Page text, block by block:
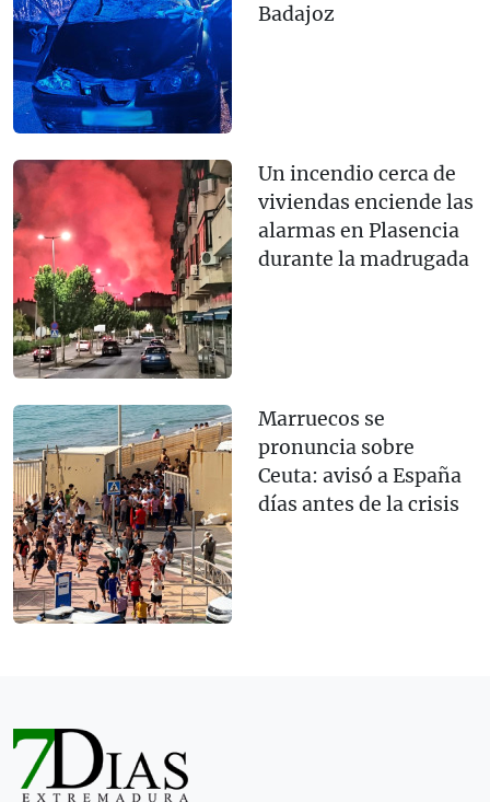
Badajoz
Un incendio cerca de
viviendas enciende las
alarmas en Plasencia
durante la madrugada
Marruecos se
pronuncia sobre
Ceuta: avisó a España
días antes de la crisis